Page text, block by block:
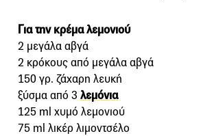
Για την κρέμα λεμονιού
2 μεγάλα αβγά
2 κρόκους από μεγάλα αβγά
150 γρ. ζάχαρη λευκή
ξύσμα από 3 λεμόνια
125 ml χυμό λεμονιού
75 ml λικέρ λιμοντσέλο